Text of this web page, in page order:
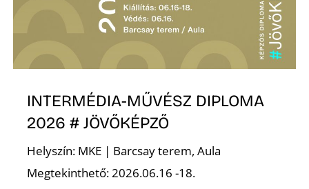
INTERMÉDIA-MŰVÉSZ DIPLOMA
2026 # JÖVŐKÉPZŐ
Helyszín: MKE | Barcsay terem, Aula
Megtekinthető: 2026.06.16 -18.